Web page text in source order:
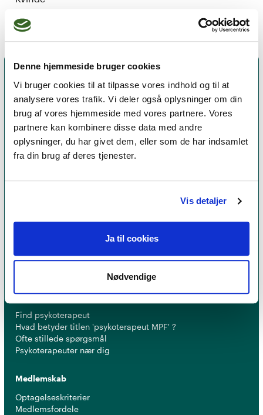
Denne hjemmeside bruger cookies
Vi bruger cookies til at tilpasse vores indhold og til at
analysere vores trafik. Vi deler også oplysninger om din
brug af vores hjemmeside med vores partnere. Vores
partnere kan kombinere disse data med andre
oplysninger, du har givet dem, eller som de har indsamlet
fra din brug af deres tjenester.
Vis detaljer
Ja til cookies
Nødvendige
er et kvalitetsstempel. Alle vores medlemmer skal
Psykoterapi
Find psykoterapeut
Hvad betyder titlen 'psykoterapeut MPF' ?
Ofte stillede spørgsmål
Psykoterapeuter nær dig
Medlemskab
Optagelseskriterier
Medlemsfordele